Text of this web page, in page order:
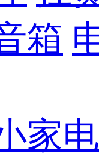
箱
家电